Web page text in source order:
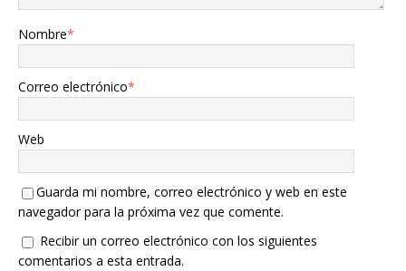
Nombre*
Correo electrónico*
Web
Guarda mi nombre, correo electrónico y web en este
navegador para la próxima vez que comente.
Recibir un correo electrónico con los siguientes
comentarios a esta entrada.